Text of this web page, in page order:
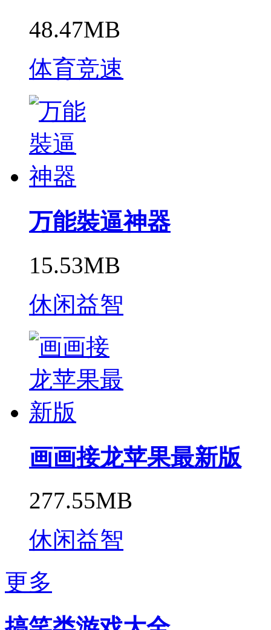
48.47MB
体育竞速
万能裝逼神器
15.53MB
休闲益智
画画接龙苹果最新版
277.55MB
休闲益智
更多